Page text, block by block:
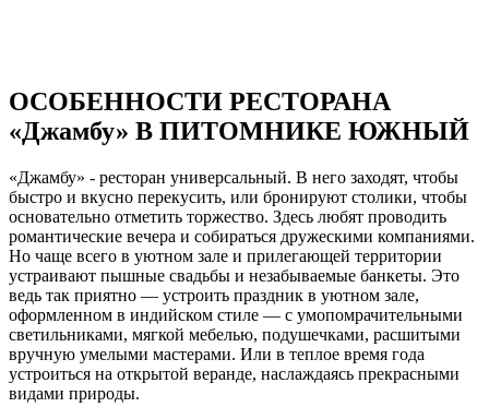
ОСОБЕННОСТИ РЕСТОРАНА
«Джамбу» В ПИТОМНИКЕ ЮЖНЫЙ
«Джамбу» - ресторан универсальный. В него заходят, чтобы
быстро и вкусно перекусить, или бронируют столики, чтобы
основательно отметить торжество. Здесь любят проводить
романтические вечера и собираться дружескими компаниями.
Но чаще всего в уютном зале и прилегающей территории
устраивают пышные свадьбы и незабываемые банкеты. Это
ведь так приятно — устроить праздник в уютном зале,
оформленном в индийском стиле — с умопомрачительными
светильниками, мягкой мебелью, подушечками, расшитыми
вручную умелыми мастерами. Или в теплое время года
устроиться на открытой веранде, наслаждаясь прекрасными
видами природы.